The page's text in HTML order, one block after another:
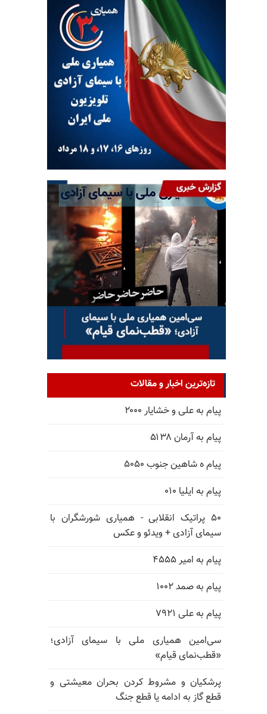
تازه‌ترین اخبار و مقالات
پیام به علی و خشایار ۲۰۰۰
پیام به آرمان ۵۱۳۸
پیام ه شاهین جنوب ۵۰۵۰
پیام به ایلیا ۰۱۰
۵۰ پراتیک انقلابی - همیاری شورشگران با
سیمای آزادی + ویدئو و عکس
پیام به امیر ۴۵۵۵
پیام به صمد ۱۰۰۲
پیام به علی ۷۹۲۱
سی‌امین همیاری ملی با سیمای آزادی؛
«قطب‌نمای قیام»
پرشکیان و مشروط کردن بحران معیشتی و
قطع گاز به ادامه یا قطع جنگ